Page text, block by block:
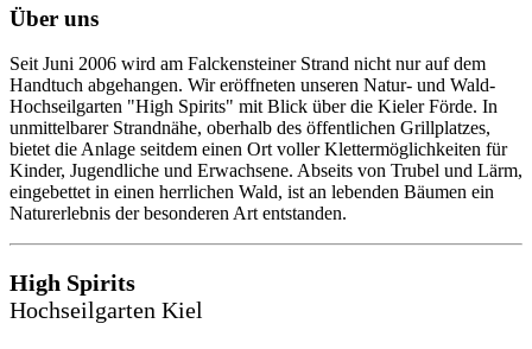
Über uns
Seit Juni 2006 wird am Falckensteiner Strand nicht nur auf dem
Handtuch abgehangen. Wir eröffneten unseren Natur- und Wald-
Hochseilgarten "High Spirits" mit Blick über die Kieler Förde. In
unmittelbarer Strandnähe, oberhalb des öffentlichen Grillplatzes,
bietet die Anlage seitdem einen Ort voller Klettermöglichkeiten für
Kinder, Jugendliche und Erwachsene. Abseits von Trubel und Lärm,
eingebettet in einen herrlichen Wald, ist an lebenden Bäumen ein
Naturerlebnis der besonderen Art entstanden.
High Spirits
Hochseilgarten Kiel